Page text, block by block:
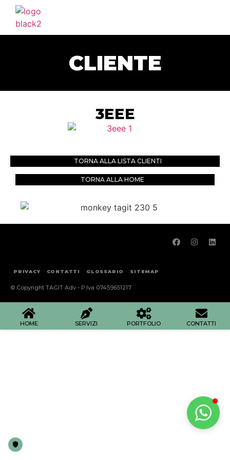
CLIENTE
3EEE
TORNA ALLA LISTA CLIENTI
TORNA ALLA HOME
© Copyright TAGIT Adv - P.Iva 07459651217
PRIVACY CONTATTI GLOSSARIO SITEMAP
HOME SERVIZI PORTFOLIO CONTATTI
HOME